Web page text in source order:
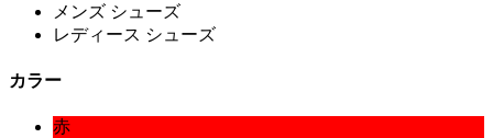
メンズ シューズ
レディース シューズ
カラー
赤